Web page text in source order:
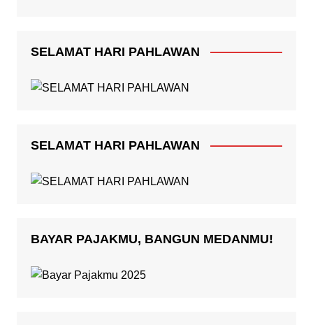
SELAMAT HARI PAHLAWAN
SELAMAT HARI PAHLAWAN
BAYAR PAJAKMU, BANGUN MEDANMU!